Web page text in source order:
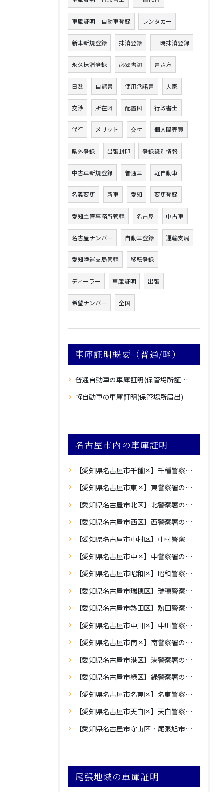
車庫証明 自動車登録 レンタカー
新車新規登録 抹消登録 一時抹消登録
永久抹消登録 必要書類 書き方
日数 自認書 使用承諾書 大家
交渉 所在図 配置図 行政書士
代行 メリット 交付 個人間売買
県外登録 出張封印 登録識別情報
中古車新規登録 普通車 軽自動車
名義変更 新車 愛知 変更登録
愛知主管事務所管轄 名古屋 中古車
名古屋ナンバー 自動車登録 運輸支局
愛知陸運支局管轄 移転登録
ディーラー 車庫証明 出張
希望ナンバー 全国
車庫証明概要（普通/軽）
普通自動車の車庫証明(保管場所証明申請)
軽自動車の車庫証明(保管場所届出)
名古屋市内の車庫証明
【愛知県名古屋市千種区】千種警察署の車庫証明
【愛知県名古屋市東区】東警察署の車庫証明
【愛知県名古屋市北区】北警察署の車庫証明
【愛知県名古屋市西区】西警察署の車庫証明
【愛知県名古屋市中村区】中村警察署の車庫証明
【愛知県名古屋市中区】中警察署の車庫証明
【愛知県名古屋市昭和区】昭和警察署の車庫証明
【愛知県名古屋市瑞穂区】瑞穂警察署の車庫証明
【愛知県名古屋市熱田区】熱田警察署の車庫証明
【愛知県名古屋市中川区】中川警察署の車庫証明
【愛知県名古屋市南区】南警察署の車庫証明
【愛知県名古屋市港区】港警察署の車庫証明
【愛知県名古屋市緑区】緑警察署の車庫証明
【愛知県名古屋市名東区】名東警察署の車庫証明
【愛知県名古屋市天白区】天白警察署の車庫証明
【愛知県名古屋市守山区・尾張旭市】守山警察署の車庫証明
尾張地域の車庫証明